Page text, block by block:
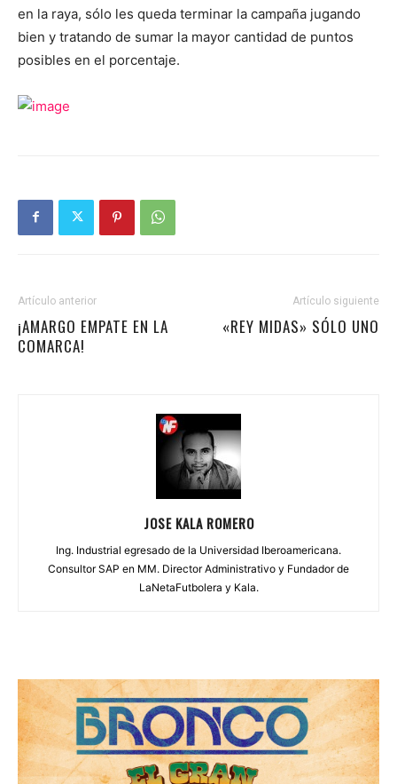
en la raya, sólo les queda terminar la campaña jugando
bien y tratando de sumar la mayor cantidad de puntos
posibles en el porcentaje.
Artículo anterior
¡AMARGO EMPATE EN LA
COMARCA!
Artículo siguiente
«REY MIDAS» SÓLO UNO
JOSE KALA ROMERO
Ing. Industrial egresado de la Universidad Iberoamericana.
Consultor SAP en MM. Director Administrativo y Fundador de
LaNetaFutbolera y Kala.